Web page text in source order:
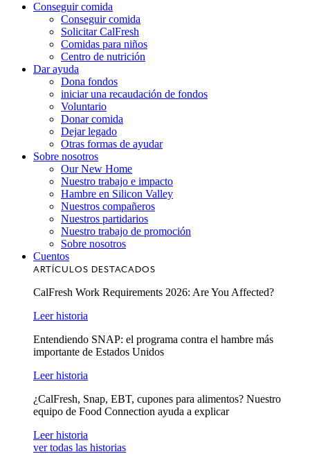
Conseguir comida
Conseguir comida
Solicitar CalFresh
Comidas para niños
Centro de nutrición
Dar ayuda
Dona fondos
iniciar una recaudación de fondos
Voluntario
Donar comida
Dejar legado
Otras formas de ayudar
Sobre nosotros
Our New Home
Nuestro trabajo e impacto
Hambre en Silicon Valley
Nuestros compañeros
Nuestros partidarios
Nuestro trabajo de promoción
Sobre nosotros
Cuentos
ARTÍCULOS DESTACADOS
CalFresh Work Requirements 2026: Are You Affected?
Leer historia
Entendiendo SNAP: el programa contra el hambre más
importante de Estados Unidos
Leer historia
¿CalFresh, Snap, EBT, cupones para alimentos? Nuestro
equipo de Food Connection ayuda a explicar
Leer historia
ver todas las historias